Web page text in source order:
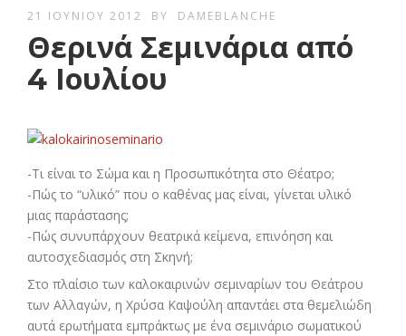
21 ΙΟΥΝΊΟΥ 2012 BY DAMEBLANCHE
Θερινά Σεμινάρια από
4 Ιουλίου
-Τι είναι το Σώμα και η Προσωπικότητα στο Θέατρο;
-Πώς το “υλικό” που ο καθένας μας είναι, γίνεται υλικό
μιας παράστασης;
-Πώς συνυπάρχουν θεατρικά κείμενα, επινόηση και
αυτοσχεδιασμός στη Σκηνή;
Στο πλαίσιο των καλοκαιρινών σεμιναρίων του Θεάτρου
των Αλλαγών, η Χρύσα Καψούλη απαντάει στα θεμελιώδη
αυτά ερωτήματα εμπράκτως με ένα σεμινάριο σωματικού